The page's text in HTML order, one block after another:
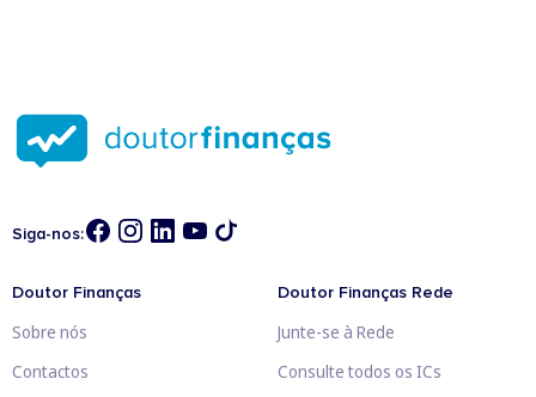
Siga-nos:
Doutor Finanças
Sobre nós
Contactos
Doutor Finanças Rede
Junte-se à Rede
Consulte todos os ICs